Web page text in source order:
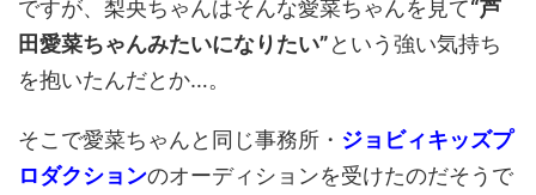
ですが、梨央ちゃんはそんな愛菜ちゃんを見て“芦
田愛菜ちゃんみたいになりたい”という強い気持ち
を抱いたんだとか…。
そこで愛菜ちゃんと同じ事務所・ ジョビィキッズプ
ロダクションのオーディションを受けたのだそうで